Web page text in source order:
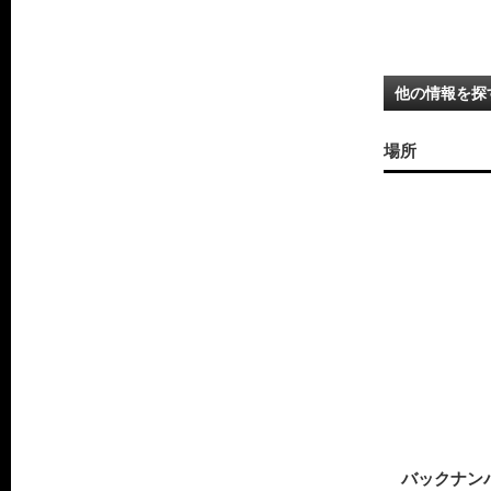
他の情報を探
場所
バックナン